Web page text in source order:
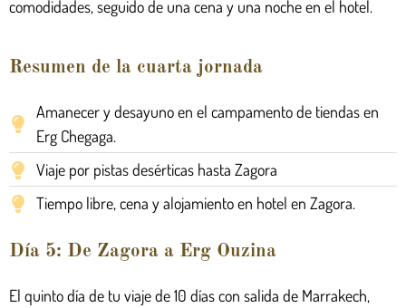
comodidades, seguido de una cena y una noche en el hotel.
Resumen de la cuarta jornada
Amanecer y desayuno en el campamento de tiendas en
Erg Chegaga.
Viaje por pistas desérticas hasta Zagora
Tiempo libre, cena y alojamiento en hotel en Zagora.
Día 5: De Zagora a Erg Ouzina
El quinto día de tu viaje de 10 días con salida de Marrakech,